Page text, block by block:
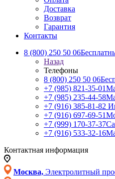
Доставка
Возврат
Гарантия
Контакты
8 (800) 250 50 06
Назад
Телефоны
8 (800) 250 50 06
+7 (985) 821-35-01
+7 (985) 235-44-58
+7 (916) 385-81-82
+7 (916) 697-69-51
+7 (999) 170-37-37
+7 (916) 533-32-16
Контактная информация
Москва, Электролитный